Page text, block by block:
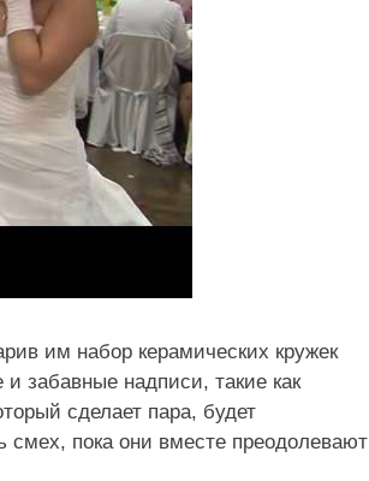
им набор керамических кружек
забавные надписи, такие как
сделает пара, будет
пока они вместе преодолевают